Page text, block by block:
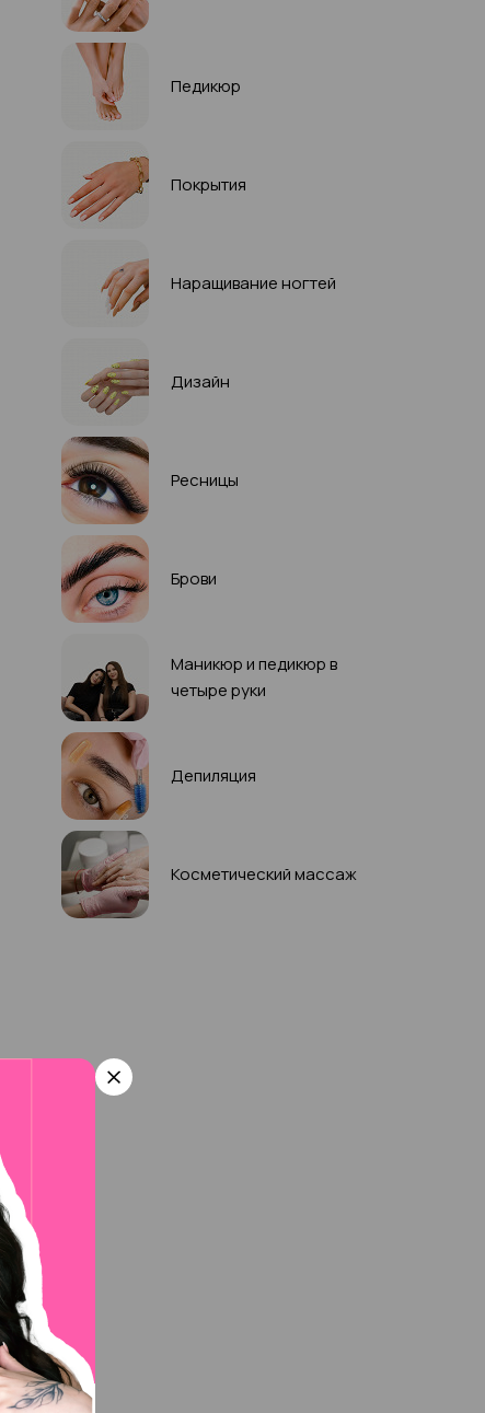
Педикюр
Покрытия
Наращивание ногтей
Дизайн
Ресницы
Брови
Маникюр и педикюр в
четыре руки
Депиляция
Косметический массаж